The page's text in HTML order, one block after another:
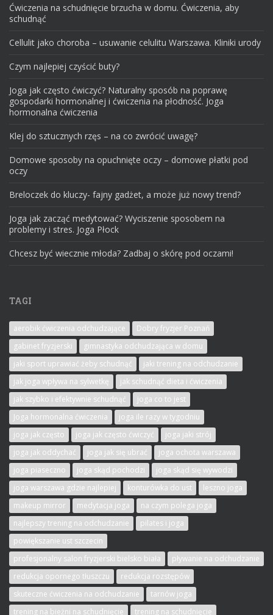
Ćwiczenia na schudnięcie brzucha w domu. Ćwiczenia, aby
schudnąć
Cellulit jako choroba – usuwanie celulitu Warszawa. Kliniki urody
Czym najlepiej czyścić buty?
Joga jak często ćwiczyć? Naturalny sposób na poprawę
gospodarki hormonalnej i ćwiczenia na płodność. Joga
hormonalna ćwiczenia
Klej do sztucznych rzęs – na co zwrócić uwagę?
Domowe sposoby na opuchnięte oczy – domowe płatki pod
oczy
Breloczek do kluczy- fajny gadżet, a może już nowy trend?
Joga jak zacząć medytować? Wyciszenie sposobem na
problemy i stres. Joga Płock
Chcesz być wiecznie młoda? Zadbaj o skórę pod oczami!
TAGI
aerobik ćwiczenia odchudzające
Dobry fryzjer Poznań
gabinet fryzjerski
gimnastyka odchudzająca w domu
jaki sport uprawiać żeby schudnąć
jaki trening na odchudzanie
jak joga wpływa na sylwetkę
jak schudnąć dieta i ćwiczenia
jak szybko i efektywnie schudnąć
joga co to jest
Joga hormonalna ćwiczenia
joga ile razy w tygodniu
joga jak często
joga jak często ćwiczyć
joga jaki strój
joga jak oddychać
joga jak się ubrać
joga ochota warszawa
joga piaseczno
joga skąd pochodzi
joga skąd się wywodzi
joga warszawa gdzie najlepiej
konturówka do ust
leszno joga
makeup mirror
medytacja joga
na czym polega joga
najlepszy trening na odchudzanie
pilates i joga
powiększanie ust szczecin
profesjonalny salon fryzjerski bielsko biała
pływanie na odchudzanie
redukcja opornego tłuszczu
redukcja rozstępów
skuteczne ćwiczenia na odchudzanie
tarnów joga
trening na bieżni na schudnięcie
trening na schudnięcie